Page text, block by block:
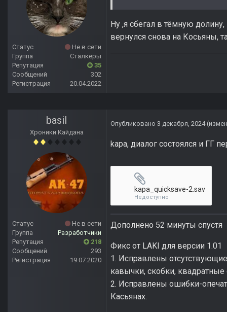
Статус
Не в сети
Группа
Сталкеры
Репутация
35
Сообщений
302
Регистрация
20.04.2022
Ну ,я сбегал в тёмную
вернулся снова на Косьяны,
basil
Хроники Кайдана
Статус
Не в сети
Группа
Разработчики
Репутация
218
Сообщений
293
Регистрация
19.07.2020
Опубликовано 3 декабря, 2024
kapa, диалог состоялся и ГГ
kapa_quicksave-2.sav
Недоступно
Дополнено 52 минуты спустя
Фикс от LAKI для версии 1.01
1. Исправлены
кавычки, скобки, квадратные
2. Исправлены ошибки-
Касьянах.